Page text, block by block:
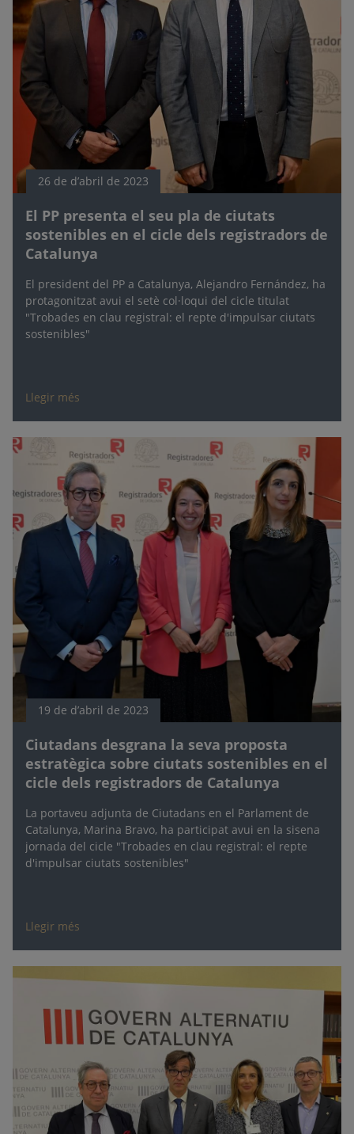
26 de d’abril de 2023
El PP presenta el seu pla de ciutats
sostenibles en el cicle dels registradors de
Catalunya
El president del PP a Catalunya, Alejandro Fernández, ha
protagonitzat avui el setè col·loqui del cicle titulat
"Trobades en clau registral: el repte d'impulsar ciutats
sostenibles"
Llegir més
19 de d’abril de 2023
Ciutadans desgrana la seva proposta
estratègica sobre ciutats sostenibles en el
cicle dels registradors de Catalunya
La portaveu adjunta de Ciutadans en el Parlament de
Catalunya, Marina Bravo, ha participat avui en la sisena
jornada del cicle "Trobades en clau registral: el repte
d'impulsar ciutats sostenibles"
Llegir més